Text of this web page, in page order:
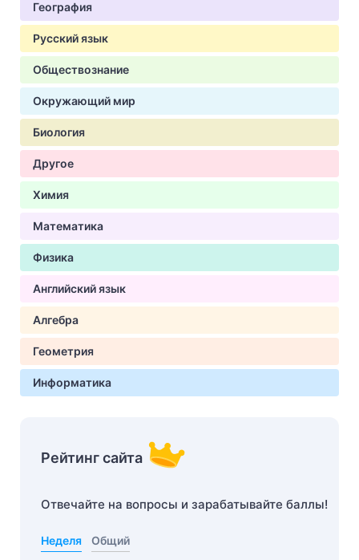
География
Русский язык
Обществознание
Окружающий мир
Биология
Другое
Химия
Математика
Физика
Английский язык
Алгебра
Геометрия
Информатика
Рейтинг сайта
Отвечайте на вопросы и зарабатывайте баллы!
Неделя Общий